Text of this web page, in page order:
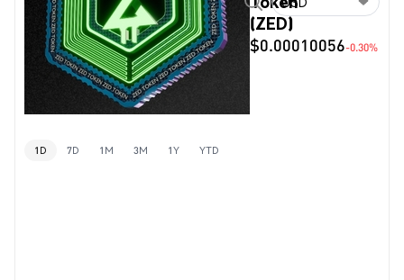
(ZED)
$0.00010056-0.30%
1D 7D 1M 3M 1Y YTD